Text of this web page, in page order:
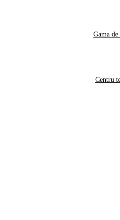
Gama de
Centru